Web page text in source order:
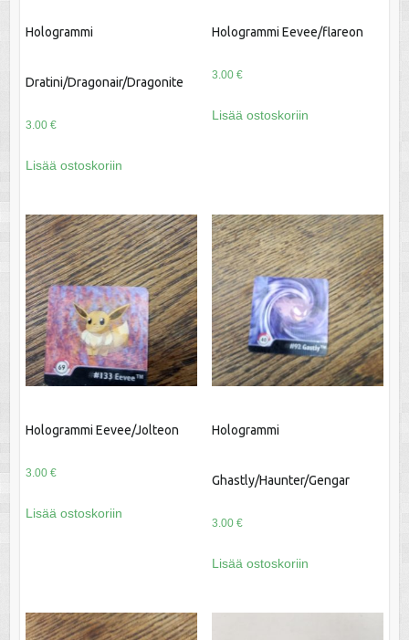
Hologrammi
Dratini/Dragonair/Dragonite
3.00 €
Lisää ostoskoriin
Hologrammi Eevee/flareon
3.00 €
Lisää ostoskoriin
Hologrammi Eevee/Jolteon
3.00 €
Lisää ostoskoriin
Hologrammi
Ghastly/Haunter/Gengar
3.00 €
Lisää ostoskoriin